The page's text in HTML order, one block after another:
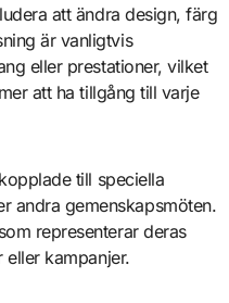
att ändra design, färg
är vanligtvis
eller prestationer, vilket
att ha tillgång till varje
till speciella
andra gemenskapsmöten.
representerar deras
eller kampanjer.